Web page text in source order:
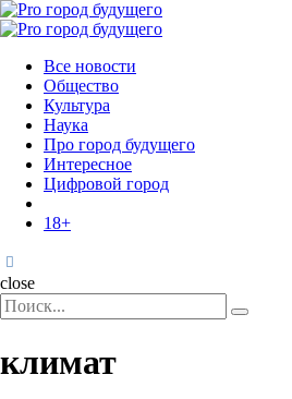
Menu
Поиск
Menu
Pro
Все новости
Общество
Культура
Наука
Про город будущего
Интересное
Цифровой город
18+
Поиск
close
Search
for:
Поиск
климат